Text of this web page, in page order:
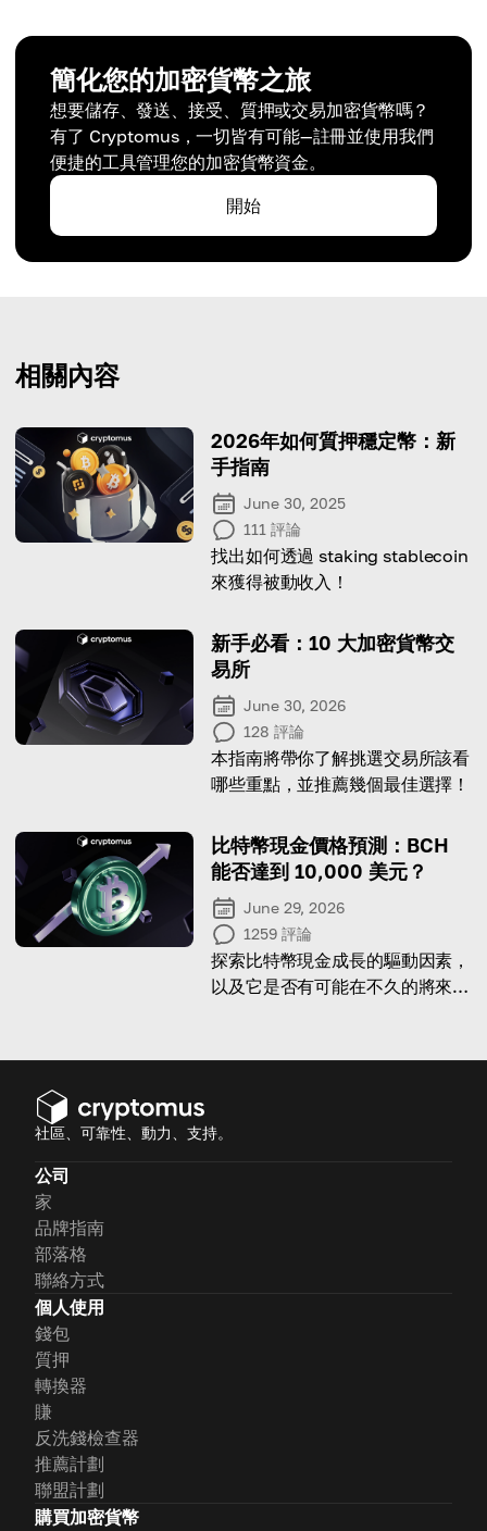
簡化您的加密貨幣之旅
想要儲存、發送、接受、質押或交易加密貨幣嗎？
有了 Cryptomus，一切皆有可能—註冊並使用我們
便捷的工具管理您的加密貨幣資金。
開始
相關內容
2026年如何質押穩定幣：新
手指南
June 30, 2025
111 評論
找出如何透過 staking stablecoin
來獲得被動收入！
新手必看：10 大加密貨幣交
易所
June 30, 2026
128 評論
本指南將帶你了解挑選交易所該看
哪些重點，並推薦幾個最佳選擇！
比特幣現金價格預測：BCH
能否達到 10,000 美元？
June 29, 2026
1259 評論
探索比特幣現金成長的驅動因素，
以及它是否有可能在不久的將來飆
社區、可靠性、動力、支持。
公司
家
品牌指南
部落格
聯絡方式
個人使用
錢包
質押
轉換器
賺
反洗錢檢查器
推薦計劃
聯盟計劃
購買加密貨幣